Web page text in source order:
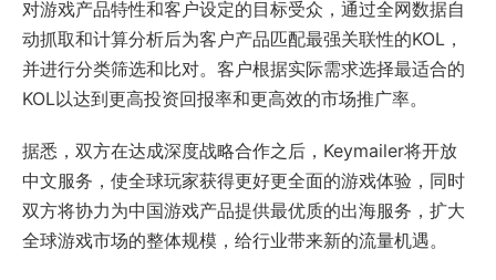
对游戏产品特性和客户设定的目标受众，通过全网数据自
动抓取和计算分析后为客户产品匹配最强关联性的KOL，
并进行分类筛选和比对。客户根据实际需求选择最适合的
KOL以达到更高投资回报率和更高效的市场推广率。
据悉，双方在达成深度战略合作之后，Keymailer将开放
中文服务，使全球玩家获得更好更全面的游戏体验，同时
双方将协力为中国游戏产品提供最优质的出海服务，扩大
全球游戏市场的整体规模，给行业带来新的流量机遇。